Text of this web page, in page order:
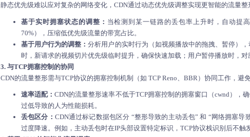
静态优先级难以应对复杂的网络变化，CDN通过动态优先级调整实现更智能的流量整
基于实时拥塞状态的调整： 当检测到某一链路的丢包率上升时，自动提
70%），压缩低优先级流量的带宽占比。
基于用户行为的调整：分析用户的实时行为（如视频播放中的拖拽、暂停）
时，新请求的视频切片优先级临时提升，确保快速加载；用户暂停播放时，
3. 与TCP拥塞控制的协同
CDN的流量整形需与TCP协议的拥塞控制机制（如 TCP Reno、BBR）协同工作，避
速率适配：CDN的流量整形速率不低于TCP拥塞控制的拥塞窗口（cwnd），
过低导致的人为性能损耗。
丢包区分： CDN通过标记数据包区分 “整形导致的主动丢包” 和 “网络拥塞
过度降速。例如，主动丢包时在IP头部设置特定标识，TCP协议栈识别后不触